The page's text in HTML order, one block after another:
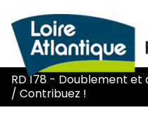
/ Contribuez !